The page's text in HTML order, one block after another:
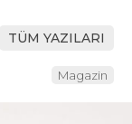
TÜM YAZILARI
Magazin